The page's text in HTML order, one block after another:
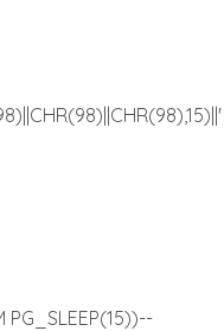
PG_SLEEP(15))--